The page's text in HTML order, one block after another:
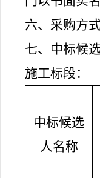
六、采购方式
七、中标候
施工标段：
中标候选
人名称